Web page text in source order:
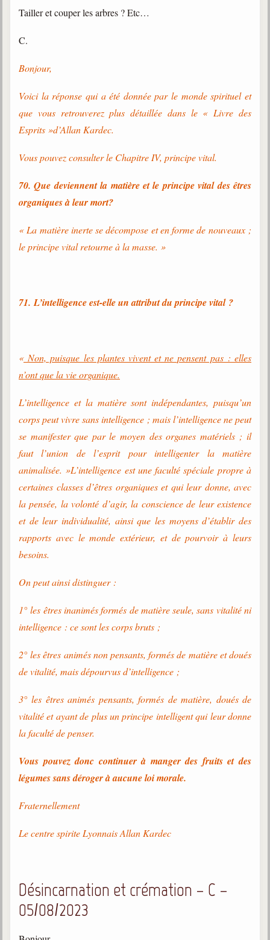
Tailler et couper les arbres ? Etc…
C.
Bonjour,
Voici la réponse qui a été donnée par le monde spirituel et
que vous retrouverez plus détaillée dans le « Livre des
Esprits »d’Allan Kardec.
Vous pouvez consulter le Chapitre IV, principe vital.
70. Que deviennent la matière et le principe vital des êtres
organiques à leur mort?
« La matière inerte se décompose et en forme de nouveaux ;
le principe vital retourne à la masse. »
71. L’intelligence est-elle un attribut du principe vital ?
«Non, puisque les plantes vivent et ne pensent pas : elles
n’ont que la vie organique.
L’intelligence et la matière sont indépendantes, puisqu’un
corps peut vivre sans intelligence ; mais l’intelligence ne peut
se manifester que par le moyen des organes matériels ; il
faut l’union de l’esprit pour intelligenter la matière
animalisée. »L’intelligence est une faculté spéciale propre à
certaines classes d’êtres organiques et qui leur donne, avec
la pensée, la volonté d’agir, la conscience de leur existence
et de leur individualité, ainsi que les moyens d’établir des
rapports avec le monde extérieur, et de pourvoir à leurs
besoins.
On peut ainsi distinguer :
1° les êtres inanimés formés de matière seule, sans vitalité ni
intelligence : ce sont les corps bruts ;
2° les êtres animés non pensants, formés de matière et doués
de vitalité, mais dépourvus d’intelligence ;
3° les êtres animés pensants, formés de matière, doués de
vitalité et ayant de plus un principe intelligent qui leur donne
la faculté de penser.
Vous pouvez donc continuer à manger des fruits et des
légumes sans déroger à aucune loi morale.
Fraternellement
Le centre spirite Lyonnais Allan Kardec
Désincarnation et crémation – C –
05/08/2023